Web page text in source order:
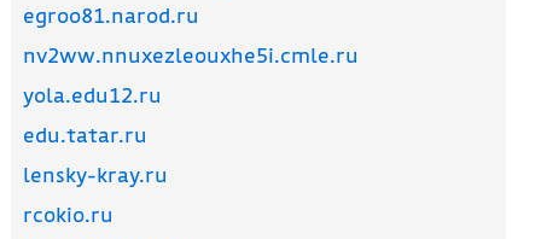
egroo81.narod.ru
nv2ww.nnuxezleouxhe5i.cmle.ru
yola.edu12.ru
edu.tatar.ru
lensky-kray.ru
rcokio.ru